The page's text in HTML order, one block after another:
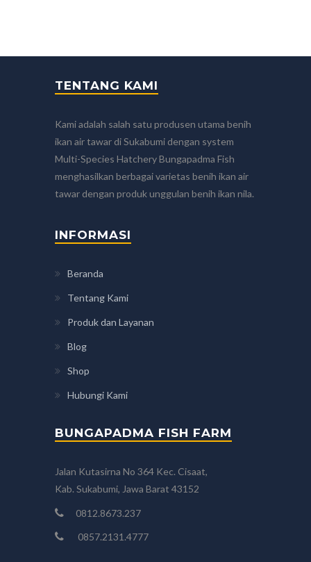
TENTANG KAMI
Kami adalah salah satu produsen utama benih
ikan air tawar di Sukabumi dengan system
Multi-Species Hatchery Bungapadma Fish
menghasilkan berbagai varietas benih ikan air
tawar dengan produk unggulan benih ikan nila.
INFORMASI
Beranda
Tentang Kami
Produk dan Layanan
Blog
Shop
Hubungi Kami
BUNGAPADMA FISH FARM
Jalan Kutasirna No 364 Kec. Cisaat,
Kab. Sukabumi, Jawa Barat 43152
0812.8673.237
0857.2131.4777